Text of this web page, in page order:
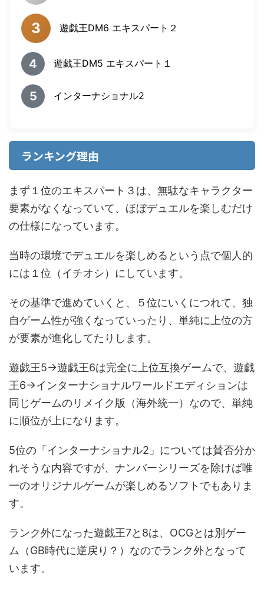
3 遊戯王DM6 エキスパート２
4 遊戯王DM5 エキスパート１
5 インターナショナル2
ランキング理由
まず１位のエキスパート３は、無駄なキャラクター
要素がなくなっていて、ほぼデュエルを楽しむだけ
の仕様になっています。
当時の環境でデュエルを楽しめるという点で個人的
には１位（イチオシ）にしています。
その基準で進めていくと、５位にいくにつれて、独
自ゲーム性が強くなっていったり、単純に上位の方
が要素が進化してたりします。
遊戯王5→遊戯王6は完全に上位互換ゲームで、遊戯
王6→インターナショナルワールドエディションは
同じゲームのリメイク版（海外統一）なので、単純
に順位が上になります。
5位の「インターナショナル2」については賛否分か
れそうな内容ですが、ナンバーシリーズを除けば唯
一のオリジナルゲームが楽しめるソフトでもありま
す。
ランク外になった遊戯王7と8は、OCGとは別ゲー
ム（GB時代に逆戻り？）なのでランク外となって
います。